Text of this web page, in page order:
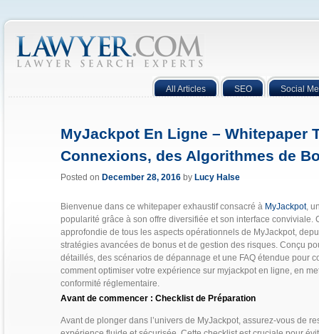
All Articles SEO Social
MyJackpot En Ligne – Whitepaper
Connexions, des Algorithmes de
Posted on December 28, 2016 by Lucy Halse
Bienvenue dans ce whitepaper exhaustif consacré à MyJackpot,
popularité grâce à son offre diversifiée et son interface
approfondie de tous les aspects opérationnels de MyJackpot,
stratégies avancées de bonus et de gestion des risques. Conçu
détaillés, des scénarios de dépannage et une FAQ étendue pour
comment optimiser votre expérience sur myjackpot en ligne, en
conformité réglementaire.
Avant de commencer : Checklist de Préparation
Avant de plonger dans l’univers de MyJackpot, assurez-vous de